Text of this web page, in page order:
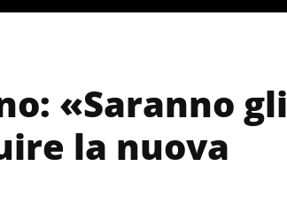
«Saranno gli
la nuova